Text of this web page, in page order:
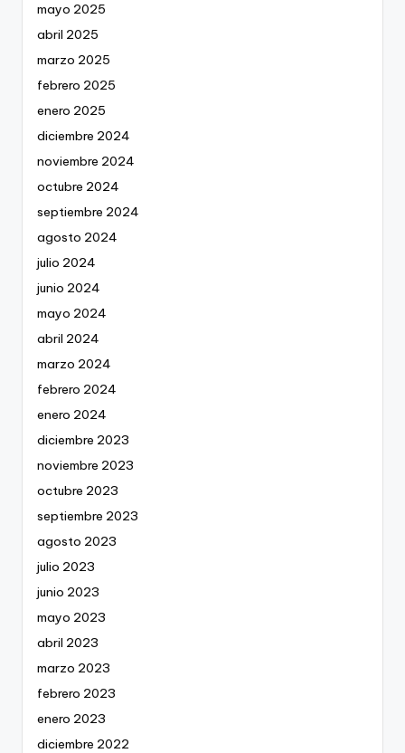
mayo 2025
abril 2025
marzo 2025
febrero 2025
enero 2025
diciembre 2024
noviembre 2024
octubre 2024
septiembre 2024
agosto 2024
julio 2024
junio 2024
mayo 2024
abril 2024
marzo 2024
febrero 2024
enero 2024
diciembre 2023
noviembre 2023
octubre 2023
septiembre 2023
agosto 2023
julio 2023
junio 2023
mayo 2023
abril 2023
marzo 2023
febrero 2023
enero 2023
diciembre 2022